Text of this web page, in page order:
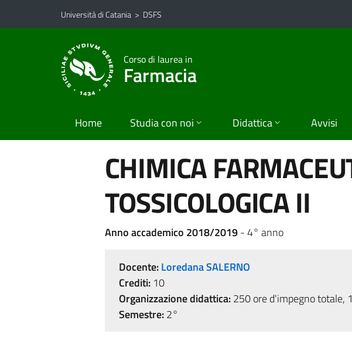
Vai al contenuto principale
Vai al menu di navigazione
Università di Catania > DSFS
Corso di laurea in
Farmacia
Home Studia con noi Didattica Avvisi
CHIMICA
TOSSICOLOGICA II
Anno accademico 2018/2019- 4° anno
Docente:Loredana SALERNO
Crediti:10
Organizzazione didattica:250 ore d'impegno totale,
Semestre:2°